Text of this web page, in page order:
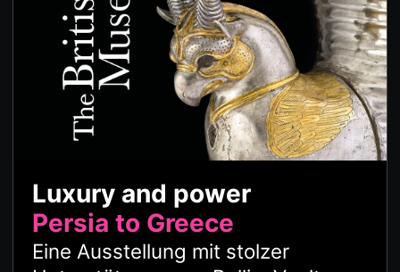
Luxury and power
Persia to Greece
Eine Ausstellung mit stolzer